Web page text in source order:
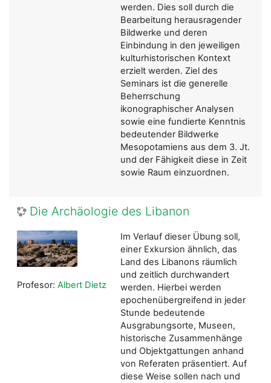
werden. Dies soll durch die
Bearbeitung herausragender
Bildwerke und deren
Einbindung in den jeweiligen
kulturhistorischen Kontext
erzielt werden. Ziel des
Seminars ist die generelle
Beherrschung
ikonographischer Analysen
sowie eine fundierte Kenntnis
bedeutender Bildwerke
Mesopotamiens aus dem 3. Jt.
und der Fähigkeit diese in Zeit
sowie Raum einzuordnen.
Die Archäologie des Libanon
Im Verlauf dieser Übung soll,
einer Exkursion ähnlich, das
Land des Libanons räumlich
und zeitlich durchwandert
werden. Hierbei werden
epochenübergreifend in jeder
Stunde bedeutende
Ausgrabungsorte, Museen,
historische Zusammenhänge
und Objektgattungen anhand
von Referaten präsentiert. Auf
diese Weise sollen nach und
Profesor: Albert Dietz